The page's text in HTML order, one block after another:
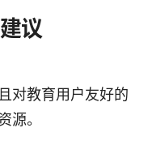
议
对教育用户友好的
源。